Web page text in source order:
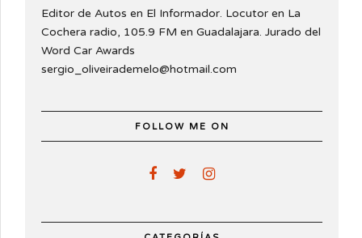
Editor de Autos en El Informador. Locutor en La
Cochera radio, 105.9 FM en Guadalajara. Jurado del
Word Car Awards
sergio_oliveirademelo@hotmail.com
FOLLOW ME ON